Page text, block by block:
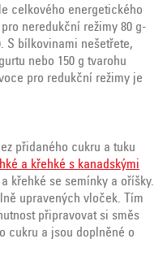
celkového energetického
neredukční režimy 80 g-
S bílkovinami nešetřete,
nebo 150 g tvarohu
pro redukční režimy je
přidaného cukru a tuku
a křehké s kanadskými
křehké se semínky a oříšky.
upravených vloček. Tím
připravovat si směs
cukru a jsou doplněné o